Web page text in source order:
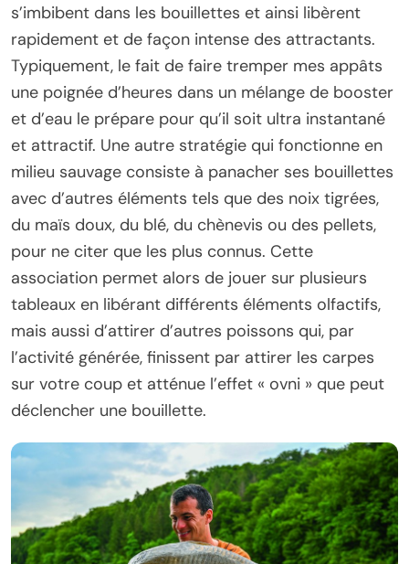
s’imbibent dans les bouillettes et ainsi libèrent
rapidement et de façon intense des attractants.
Typiquement, le fait de faire tremper mes appâts
une poignée d’heures dans un mélange de booster
et d’eau le prépare pour qu’il soit ultra instantané
et attractif. Une autre stratégie qui fonctionne en
milieu sauvage consiste à panacher ses bouillettes
avec d’autres éléments tels que des noix tigrées,
du maïs doux, du blé, du chènevis ou des pellets,
pour ne citer que les plus connus. Cette
association permet alors de jouer sur plusieurs
tableaux en libérant différents éléments olfactifs,
mais aussi d’attirer d’autres poissons qui, par
l’activité générée, finissent par attirer les carpes
sur votre coup et atténue l’effet « ovni » que peut
déclencher une bouillette.